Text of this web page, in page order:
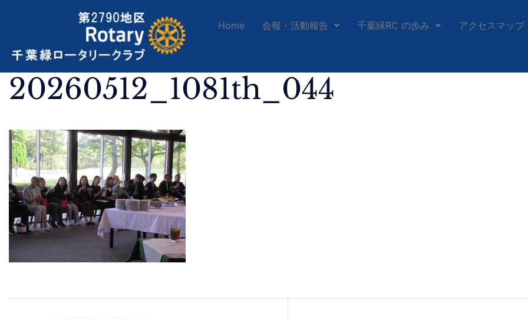
Home 会報・活動報告 千葉緑RC の歩み アクセスマップ
20260512_1081th_044